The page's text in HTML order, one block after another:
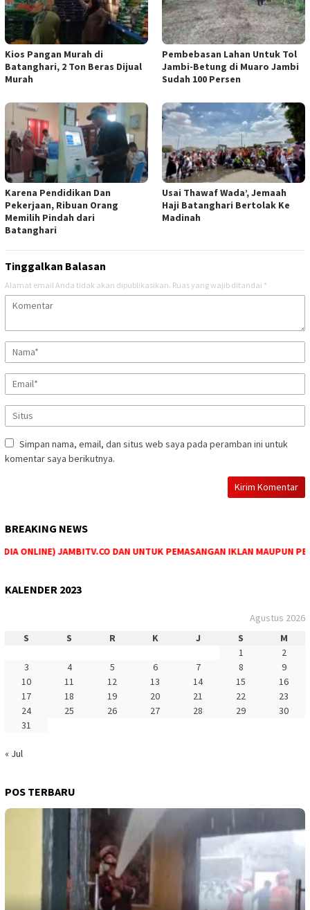
Kios Pangan Murah di
Batanghari, 2 Ton Beras Dijual
Murah
Pembebasan Lahan Untuk Tol
Jambi-Betung di Muaro Jambi
Sudah 100 Persen
Karena Pendidikan Dan
Pekerjaan, Ribuan Orang
Memilih Pindah dari
Batanghari
Usai Thawaf Wada’, Jemaah
Haji Batanghari Bertolak Ke
Madinah
Tinggalkan Balasan
Alamat email Anda tidak akan dipublikasikan. Ruas yang wajib ditandai *
Simpan nama, email, dan situs web saya pada peramban ini untuk
komentar saya berikutnya.
BREAKING NEWS
ONLINE) JAMBITV.CO DAN UNTUK PEMASANGAN IKLAN MAUPUN
KALENDER 2023
Agustus 2026
S
S R K J S
M
1
2
3
4 5 6 7 8
9
10
11 12 13 14 15
16
17
18 19 20 21 22
23
24
25 26 27 28 29
30
31
« Jul
POS TERBARU